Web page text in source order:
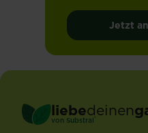
Jetzt
liebedeinen
von Substral ®